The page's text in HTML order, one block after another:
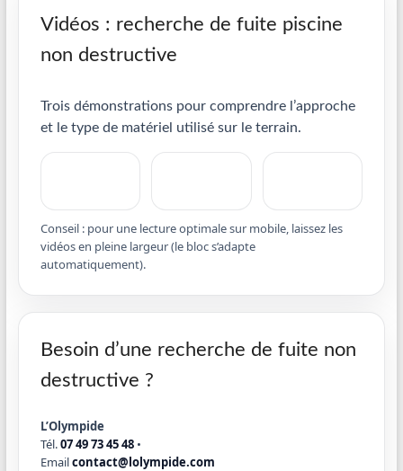
Vidéos : recherche de fuite piscine
non destructive
Trois démonstrations pour comprendre l’approche
et le type de matériel utilisé sur le terrain.
Conseil : pour une lecture optimale sur mobile, laissez les
vidéos en pleine largeur (le bloc s’adapte
automatiquement).
Besoin d’une recherche de fuite non
destructive ?
L’Olympide
Tél.07 49 73 45 48•
Emailcontact@lolympide.com